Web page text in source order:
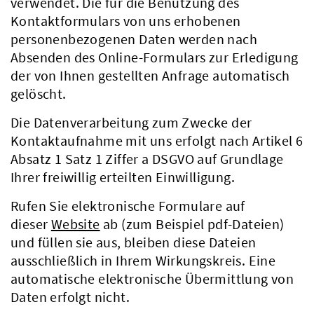
Kontaktformulars von uns erhobenen
personenbezogenen Daten werden nach
Absenden des Online-Formulars zur Erledigung
der von Ihnen gestellten Anfrage automatisch
gelöscht.
Die Datenverarbeitung zum Zwecke der
Kontaktaufnahme mit uns erfolgt nach Artikel 6
Absatz 1 Satz 1 Ziffer a DSGVO auf Grundlage
Ihrer freiwillig erteilten Einwilligung.
Rufen Sie elektronische Formulare auf
dieser Website ab (zum Beispiel pdf-Dateien)
und füllen sie aus, bleiben diese Dateien
ausschließlich in Ihrem Wirkungskreis. Eine
automatische elektronische Übermittlung von
Daten erfolgt nicht.